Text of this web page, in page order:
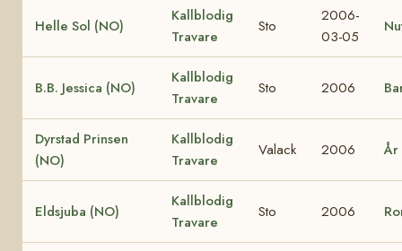
Helle Sol (NO)
Kallblodig
Travare
Sto
2006-
03-05
B.B. Jessica (NO)
Kallblodig
Travare
Sto 2006
Dyrstad Prinsen
(NO)
Kallblodig
Travare
Valack 2006 År
Eldsjuba (NO)
Kallblodig
Travare
Sto 2006